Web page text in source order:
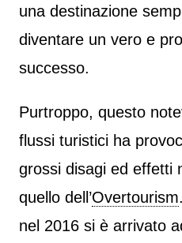
una destinazione
diventare un vero e
successo.
Purtroppo, questo
flussi turistici ha
grossi disagi ed effetti
quello dell’Overtourism
nel 2016 si è arrivato